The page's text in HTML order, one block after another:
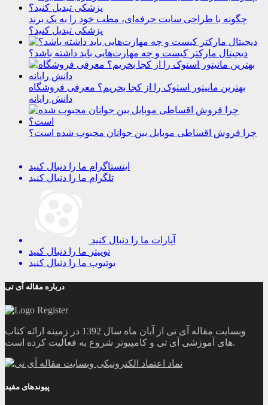
چگونه با طراحی سایت حرفه‌ای، مطب خود را به یک برند
پزشکی تبدیل کنید؟
دیجیتال مارکتر کیست و چه مهارت‌هایی باید داشته باشد؟
بهترین مانیتور استوک را از کجا بخریم؟ معرفی فروشگاه
دانش رایانه
چرا فروش اقساطی موبایل بین جوانان محبوب شده است؟
اینستاگرام ما را دنبال کنید
تلگرام ما را دنبال کنید
آپارات ما را دنبال کنید
توییتر ما را دنبال کنید
یوتیوب ما را دنبال کنید
درباره مقاله آی تی
وبسایت مقاله آی تی از آبان ماه سال 1392 در زمینه ارائه کتاب
های آموزشی آی تی و کامپیوتر شروع به فعالیت کرده است.
پیوندهای مفید